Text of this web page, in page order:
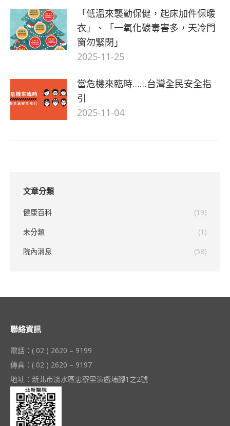
「低溫來襲勤保健，起床加件保暖
衣」、「一氧化碳毒害多，天冷門
窗勿緊閉」
2025-11-25
當危機來臨時……台灣全民安全指
引
2025-11-04
文章分類
健康百科
(19)
未分類
(1)
院內消息
(58)
聯絡資訊
電話：( 02 ) 2620 – 9199
傳真：( 02 ) 2620 – 9197
地址：新北市淡水區忠寮里演戲埔腳1之2號